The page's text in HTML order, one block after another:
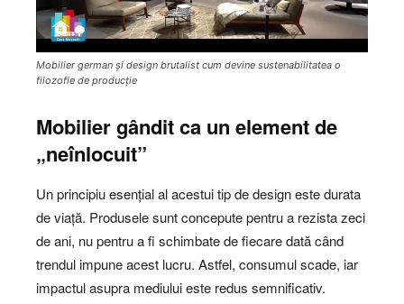
Mobilier german și design brutalist cum devine sustenabilitatea o
filozofie de producție
Mobilier gândit ca un element de
„neînlocuit”
Un principiu esențial al acestui tip de design este durata
de viață. Produsele sunt concepute pentru a rezista zeci
de ani, nu pentru a fi schimbate de fiecare dată când
trendul impune acest lucru. Astfel, consumul scade, iar
impactul asupra mediului este redus semnificativ.